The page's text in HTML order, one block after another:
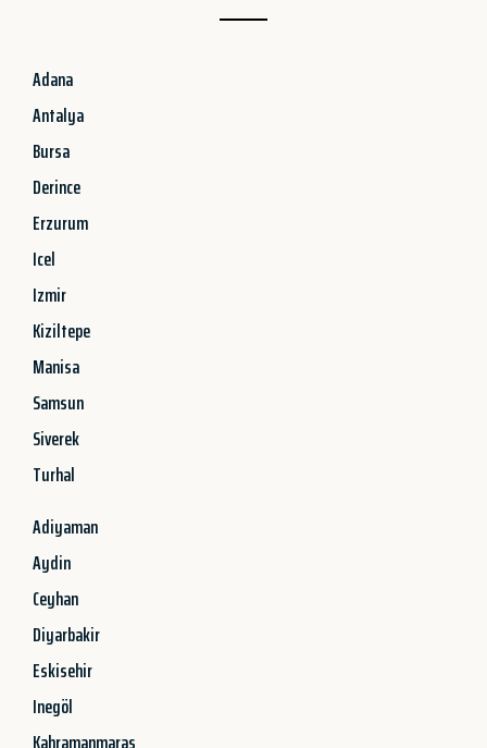
Adana
Antalya
Bursa
Derince
Erzurum
Icel
Izmir
Kiziltepe
Manisa
Samsun
Siverek
Turhal
Adiyaman
Aydin
Ceyhan
Diyarbakir
Eskisehir
Inegöl